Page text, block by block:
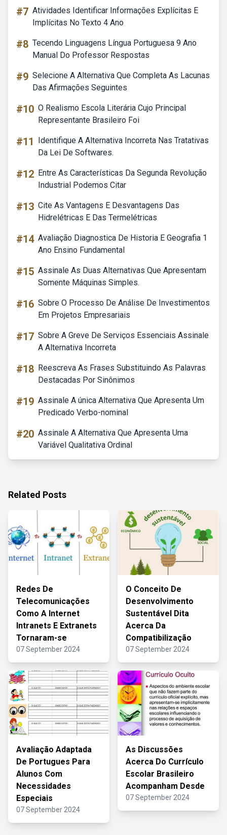
#7 Atividades Identificar Informações Explícitas E
Implícitas No Texto 4 Ano
#8 Tecendo Linguagens Língua Portuguesa 9 Ano
Manual Do Professor Respostas
#9 Selecione A Alternativa Que Completa As Lacunas
Das Afirmações Seguintes
#10 O Realismo Escola Literária Cujo Principal
Representante Brasileiro Foi
#11
Identifique A Alternativa Incorreta Nas Tratativas
Da Lei De Softwares.
#12 Entre As Características Da Segunda Revolução
Industrial Podemos Citar
#13 Cite As Vantagens E Desvantagens Das
Hidrelétricas E Das Termelétricas
#14 Avaliação Diagnostica De Historia E Geografia 1
Ano Ensino Fundamental
#15 Assinale As Duas Alternativas Que Apresentam
Somente Máquinas Simples.
#16 Sobre O Processo De Análise De Investimentos
Em Projetos Empresariais
#17 Sobre A Greve De Serviços Essenciais Assinale
A Alternativa Incorreta
#18 Reescreva As Frases Substituindo As Palavras
Destacadas Por Sinônimos
#19 Assinale A única Alternativa Que Apresenta Um
Predicado Verbo-nominal
#20 Assinale A Alternativa Que Apresenta Uma
Variável Qualitativa Ordinal
Related Posts
Redes De
Telecomunicações
Como A Internet
Intranets E Extranets
Tornaram-se
07 September 2024
O Conceito De
Desenvolvimento
Sustentável Dita
Acerca Da
Compatibilização
07 September 2024
Avaliação Adaptada
De Portugues Para
Alunos Com
Necessidades
Especiais
07 September 2024
As Discussões
Acerca Do Currículo
Escolar Brasileiro
Acompanham Desde
07 September 2024